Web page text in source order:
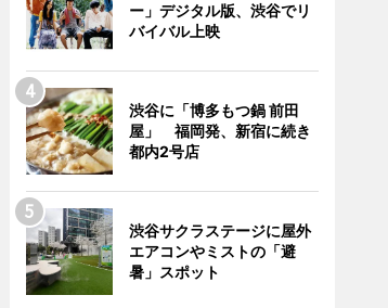
ー」デジタル版、渋谷でリ
バイバル上映
渋谷に「博多もつ鍋 前田
屋」 福岡発、新宿に続き
都内2号店
渋谷サクラステージに屋外
エアコンやミストの「避
暑」スポット